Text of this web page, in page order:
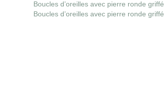
Boucles d’oreilles avec pierre ronde griffé
Boucles d’oreilles avec pierre ronde griffé